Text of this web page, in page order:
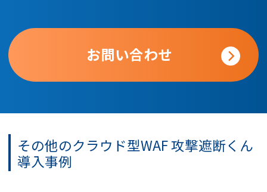
お問い合わせ
その他のクラウド型WAF攻撃遮断くん
導入事例